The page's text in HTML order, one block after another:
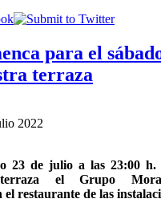
para el
terraza
2022
23 de julio a las 23:00 h.
el Grupo
el restaurante de las